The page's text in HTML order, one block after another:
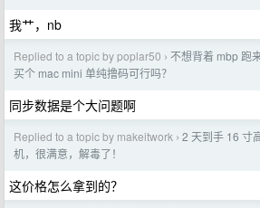
我艹，nb
Replied to a topic by poplar50 › 不想背着 mbp 跑
买个 mac mini 单纯撸码可行吗？
同步数据是个大问题啊
Replied to a topic by makeitwork › 2 天到手 16 寸
机，很满意，解毒了！
这价格怎么拿到的？